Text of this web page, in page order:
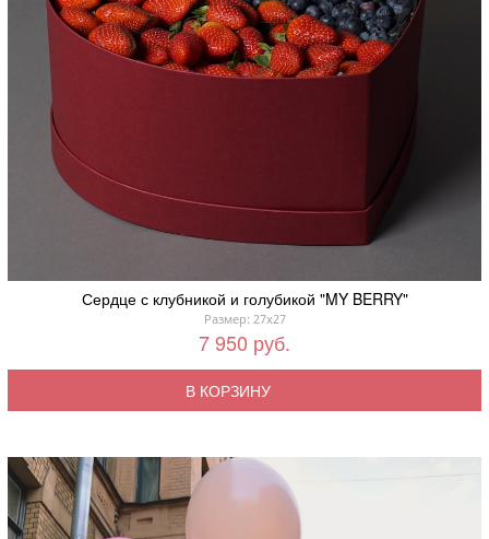
Сердце с клубникой и голубикой "MY BERRY"
Размер: 27x27
7 950 руб.
В КОРЗИНУ